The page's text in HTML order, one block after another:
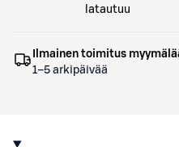
latautuu
Ilmainen toimitus
1–5 arkipäivää